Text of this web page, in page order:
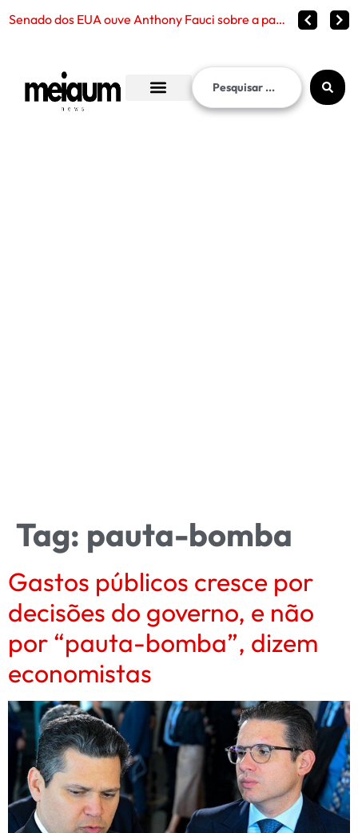
Senado dos EUA ouve Anthony Fauci sobre a pandemia de Covid-19 e reabre debate sobre censura, polí
Tag: pauta-bomba
Gastos públicos cresce por
decisões do governo, e não
por “pauta-bomba”, dizem
economistas